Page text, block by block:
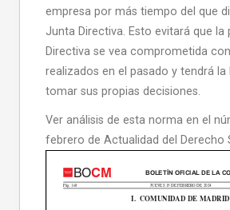
empresa por más tiempo del que
Junta Directiva. Esto evitará que
Directiva se vea comprometida
realizados en el pasado y tendrá la
tomar sus propias decisiones.
Ver análisis de esta norma en el
febrero de Actualidad del Derecho